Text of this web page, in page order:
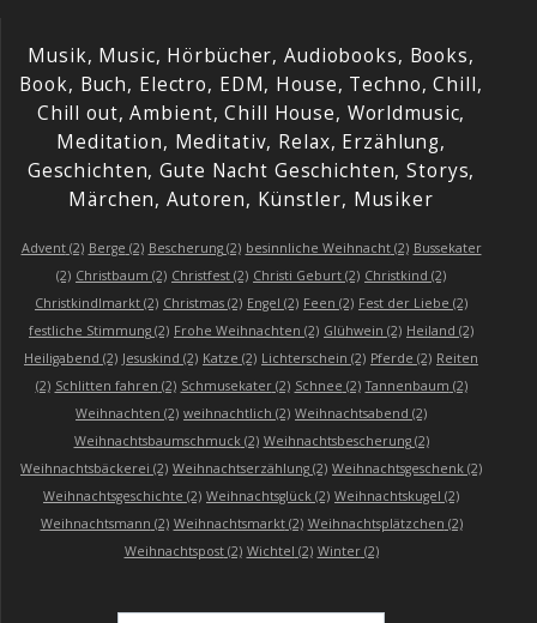
Musik, Music, Hörbücher, Audiobooks, Books,
Book, Buch, Electro, EDM, House, Techno, Chill,
Chill out, Ambient, Chill House, Worldmusic,
Meditation, Meditativ, Relax, Erzählung,
Geschichten, Gute Nacht Geschichten, Storys,
Märchen, Autoren, Künstler, Musiker
Advent(2) Berge (2) Bescherung(2) besinnliche Weihnacht(2) Bussekater
(2) Christbaum (2) Christfest (2) Christi Geburt (2) Christkind (2)
Christkindlmarkt (2) Christmas (2) Engel (2) Feen (2) Fest der Liebe (2)
festliche Stimmung (2) Frohe Weihnachten (2) Glühwein (2) Heiland (2)
Heiligabend (2) Jesuskind (2) Katze (2) Lichterschein (2) Pferde (2) Reiten
(2) Schlitten fahren (2) Schmusekater(2) Schnee (2) Tannenbaum (2)
Weihnachten (2) weihnachtlich (2) Weihnachtsabend (2)
Weihnachtsbaumschmuck(2) Weihnachtsbescherung(2)
Weihnachtsbäckerei (2) Weihnachtserzählung (2) Weihnachtsgeschenk (2)
Weihnachtsgeschichte (2) Weihnachtsglück (2) Weihnachtskugel (2)
Weihnachtsmann (2) Weihnachtsmarkt(2) Weihnachtsplätzchen (2)
Weihnachtspost(2) Wichtel (2) Winter(2)